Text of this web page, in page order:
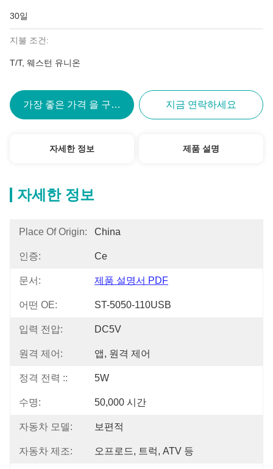
30일
지불 조건:
T/T, 웨스턴 유니온
가장 좋은 가격 을 구하라 지금 연락하세요
자세한 정보 제품 설명
자세한 정보
Place Of Origin: China
인증: Ce
문서: 제품 설명서 PDF
어떤 OE: ST-5050-110USB
입력 전압: DC5V
원격 제어: 앱, 원격 제어
정격 전력 :: 5W
수명: 50,000 시간
자동차 모델: 보편적
자동차 제조: 오프로드, 트럭, ATV 등